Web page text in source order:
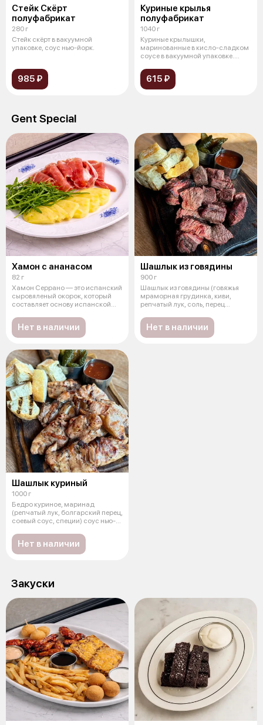
Стейк Скёрт
полуфабрикат
280 г
Стейк скёрт в вакуумной
упаковке, соус нью-йорк.
985 ₽
Куриные крылья
полуфабрикат
1040 г
Куриные крылышки,
маринованные в кисло-сладком
соусе в вакуумной упаковке.
615 ₽
Gent Special
Хамон с ананасом
82 г
Хамон Серрано — это испанский
сыровяленый окорок, который
составляет основу испанской
Нет в наличии
Шашлык из говядины
900 г
Шашлык из говядины (говяжья
мраморная грудинка, киви,
репчатый лук, соль, перец
Нет в наличии
Шашлык куриный
1000 г
Бедро куриное, маринад
(репчатый лук, болгарский перец,
соевый соус, специи) соус нью-
Нет в наличии
Закуски